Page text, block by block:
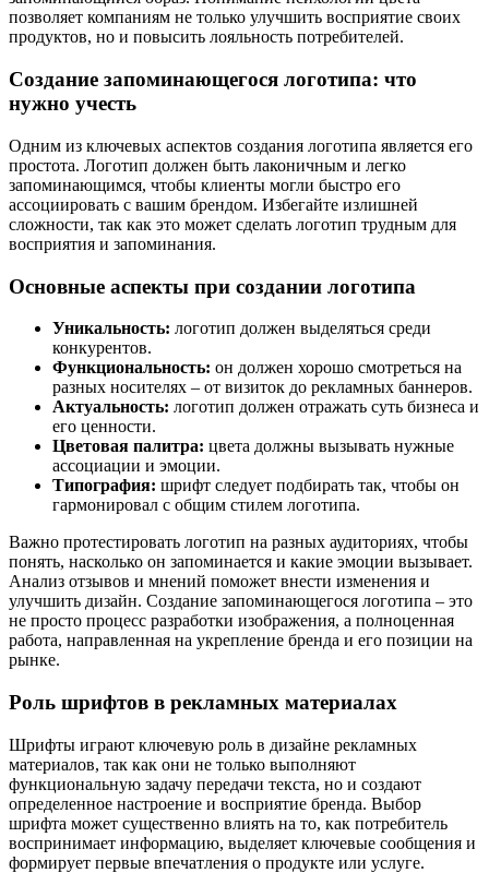
позволяет компаниям не только улучшить восприятие своих
продуктов, но и повысить лояльность потребителей.
Создание запоминающегося логотипа: что
нужно учесть
Одним из ключевых аспектов создания логотипа является его
простота. Логотип должен быть лаконичным и легко
запоминающимся, чтобы клиенты могли быстро его
ассоциировать с вашим брендом. Избегайте излишней
сложности, так как это может сделать логотип трудным для
восприятия и запоминания.
Основные аспекты при создании логотипа
Уникальность: логотип должен выделяться среди
конкурентов.
Функциональность: он должен хорошо смотреться на
разных носителях – от визиток до рекламных баннеров.
Актуальность: логотип должен отражать суть бизнеса и
его ценности.
Цветовая палитра: цвета должны вызывать нужные
ассоциации и эмоции.
Типография: шрифт следует подбирать так, чтобы он
гармонировал с общим стилем логотипа.
Важно протестировать логотип на разных аудиториях, чтобы
понять, насколько он запоминается и какие эмоции вызывает.
Анализ отзывов и мнений поможет внести изменения и
улучшить дизайн. Создание запоминающегося логотипа – это
не просто процесс разработки изображения, а полноценная
работа, направленная на укрепление бренда и его позиции на
рынке.
Роль шрифтов в рекламных материалах
Шрифты играют ключевую роль в дизайне рекламных
материалов, так как они не только выполняют
функциональную задачу передачи текста, но и создают
определенное настроение и восприятие бренда. Выбор
шрифта может существенно влиять на то, как потребитель
воспринимает информацию, выделяет ключевые сообщения и
формирует первые впечатления о продукте или услуге.